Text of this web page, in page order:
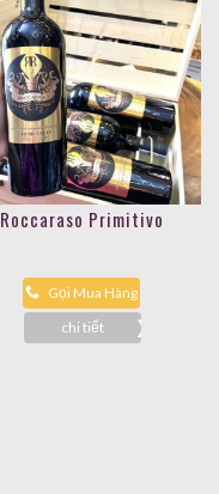
Roccaraso Primitivo
Gọi Mua Hàng
chi tiết